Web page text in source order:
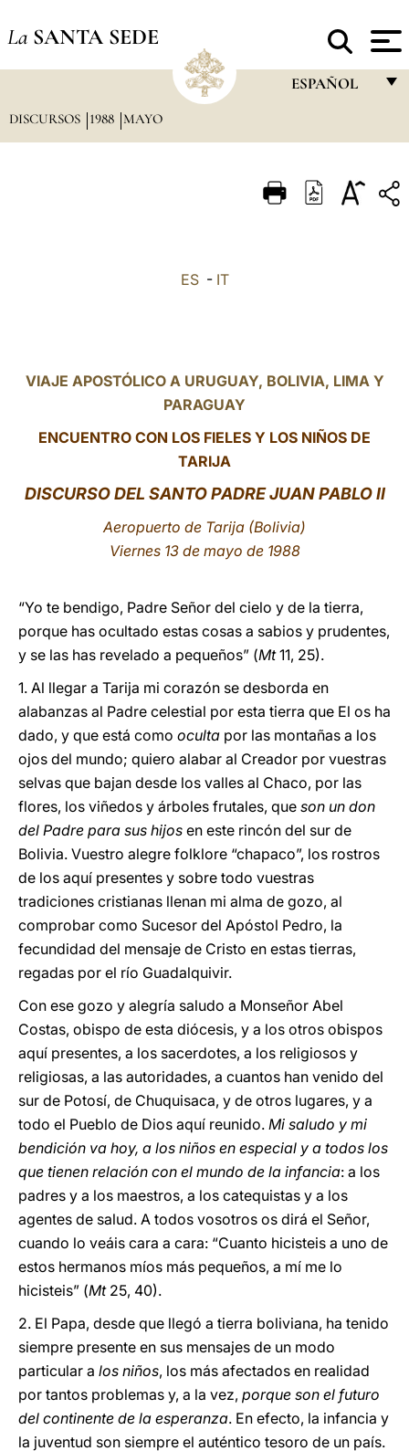
La SANTA SEDE
ESPAÑOL
ITALIANO
LATINE
DISCURSOS 1988 MAYO
ES- IT
VIAJE APOSTÓLICO A URUGUAY, BOLIVIA, LIMA Y
PARAGUAY
ENCUENTRO CON LOS FIELES Y LOS NIÑOS DE
TARIJA
DISCURSO DEL SANTO PADRE JUAN PABLO II
Aeropuerto de Tarija (Bolivia)
Viernes 13 de mayo de 1988
“Yo te bendigo, Padre Señor del cielo y de la tierra,
porque has ocultado estas cosas a sabios y prudentes,
y se las has revelado a pequeños” (Mt11, 25).
1. Al llegar a Tarija mi corazón se desborda en
alabanzas al Padre celestial por esta tierra que El os ha
dado, y que está como oculta por las montañas a los
ojos del mundo; quiero alabar al Creador por vuestras
selvas que bajan desde los valles al Chaco, por las
flores, los viñedos y árboles frutales, que son un don
del Padre para sus hijos en este rincón del sur de
Bolivia. Vuestro alegre folklore “chapaco”, los rostros
de los aquí presentes y sobre todo vuestras
tradiciones cristianas llenan mi alma de gozo, al
comprobar como Sucesor del Apóstol Pedro, la
fecundidad del mensaje de Cristo en estas tierras,
regadas por el río Guadalquivir.
Con ese gozo y alegría saludo a Monseñor Abel
Costas, obispo de esta diócesis, y a los otros obispos
aquí presentes, a los sacerdotes, a los religiosos y
religiosas, a las autoridades, a cuantos han venido del
sur de Potosí, de Chuquisaca, y de otros lugares, y a
todo el Pueblo de Dios aquí reunido. Mi saludo y mi
bendición va hoy, a los niños en especial y a todos los
que tienen relación con el mundo de la infancia: a los
padres y a los maestros, a los catequistas y a los
agentes de salud. A todos vosotros os dirá el Señor,
cuando lo veáis cara a cara: “Cuanto hicisteis a uno de
estos hermanos míos más pequeños, a mí me lo
hicisteis” (Mt25, 40).
2. El Papa, desde que llegó a tierra boliviana, ha tenido
siempre presente en sus mensajes de un modo
particular a los niños, los más afectados en realidad
por tantos problemas y, a la vez, porque son el futuro
del continente de la esperanza. En efecto, la infancia y
la juventud son siempre el auténtico tesoro de un país.